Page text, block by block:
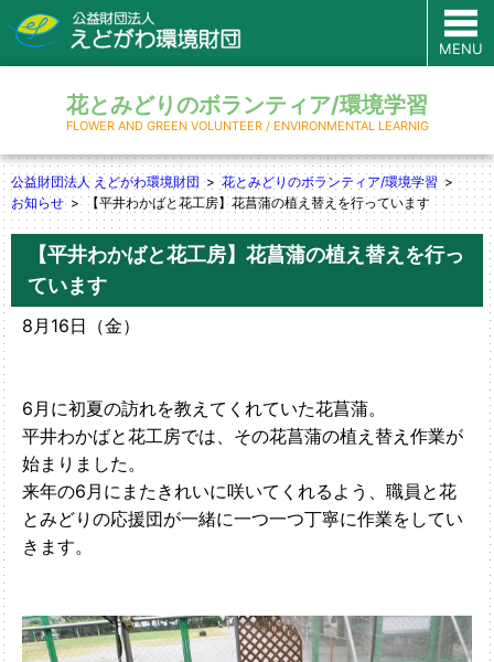
MENU
花とみどりのボランティア/環境学習
FLOWER AND GREEN VOLUNTEER / ENVIRONMENTAL LEARNIG
公益財団法人 えどがわ環境財団
花とみどりのボランティア/環境学習
お知らせ
【平井わかばと花工房】花菖蒲の植え替えを行っています
【平井わかばと花工房】花菖蒲の植え替えを行っ
ています
8月16日（金）
6月に初夏の訪れを教えてくれていた花菖蒲。
平井わかばと花工房では、その花菖蒲の植え替え作業が
始まりました。
来年の6月にまたきれいに咲いてくれるよう、職員と花
とみどりの応援団が一緒に一つ一つ丁寧に作業をしてい
きます。